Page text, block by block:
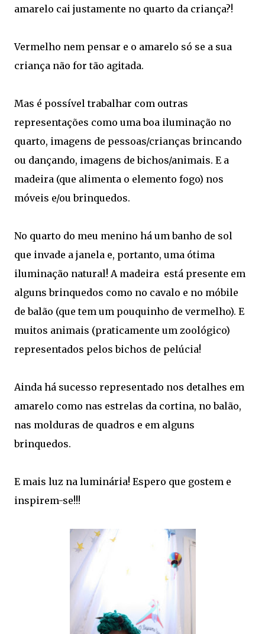
amarelo cai justamente no quarto da criança?!
Vermelho nem pensar e o amarelo só se a sua
criança não for tão agitada.
Mas é possível trabalhar com outras
representações como uma boa iluminação no
quarto, imagens de pessoas/crianças brincando
ou dançando, imagens de bichos/animais. E a
madeira (que alimenta o elemento fogo) nos
móveis e/ou brinquedos.
No quarto do meu menino há um banho de sol
que invade a janela e, portanto, uma ótima
iluminação natural! A madeira está presente em
alguns brinquedos como no cavalo e no móbile
de balão (que tem um pouquinho de vermelho). E
muitos animais (praticamente um zoológico)
representados pelos bichos de pelúcia!
Ainda há sucesso representado nos detalhes em
amarelo como nas estrelas da cortina, no balão,
nas molduras de quadros e em alguns
brinquedos.
E mais luz na luminária! Espero que gostem e
inspirem-se!!!